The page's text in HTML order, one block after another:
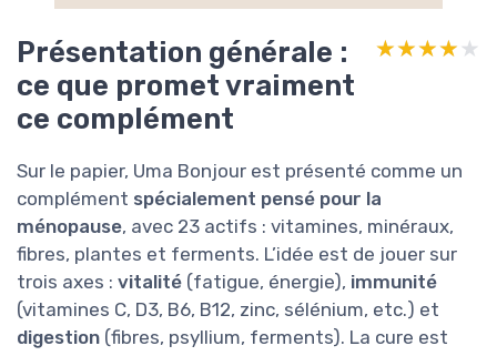
Présentation générale :
ce que promet vraiment
ce complément
★★★★★
★★★★★
Sur le papier, Uma Bonjour est présenté comme un
complément spécialement pensé pour la
ménopause, avec 23 actifs : vitamines, minéraux,
fibres, plantes et ferments. L’idée est de jouer sur
trois axes : vitalité (fatigue, énergie), immunité
(vitamines C, D3, B6, B12, zinc, sélénium, etc.) et
digestion (fibres, psyllium, ferments). La cure est